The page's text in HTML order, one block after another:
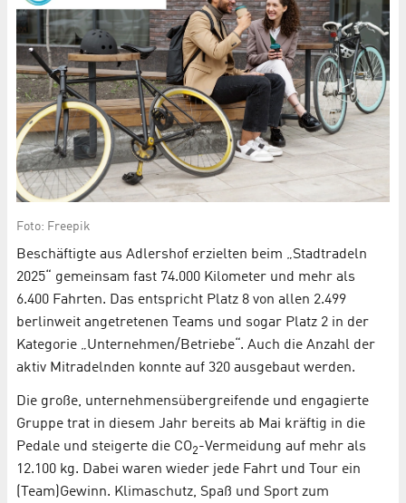
Foto: Freepik
Beschäftigte aus Adlershof erzielten beim „Stadtradeln
2025“ gemeinsam fast 74.000 Kilometer und mehr als
6.400 Fahrten. Das entspricht Platz 8 von allen 2.499
berlinweit angetretenen Teams und sogar Platz 2 in der
Kategorie „Unternehmen/Betriebe“. Auch die Anzahl der
aktiv Mitradelnden konnte auf 320 ausgebaut werden.
Die große, unternehmensübergreifende und engagierte
Gruppe trat in diesem Jahr bereits ab Mai kräftig in die
Pedale und steigerte die CO2-Vermeidung auf mehr als
12.100 kg. Dabei waren wieder jede Fahrt und Tour ein
(Team)Gewinn. Klimaschutz, Spaß und Sport zum